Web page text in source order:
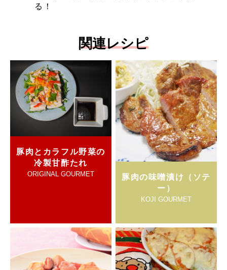
る！
関連レシピ
豚肉とカラフル野菜の
冷製甘酢たれ
ORIGINAL GOURMET
豚肉の味噌漬け（ソテ
ー）
KOJI GOURMET